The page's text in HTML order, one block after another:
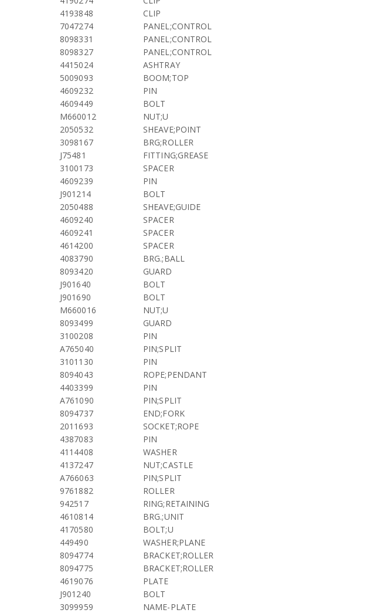
4193848
CLIP
7047274
PANEL;CONTROL
8098331
PANEL;CONTROL
8098327
PANEL;CONTROL
4415024
ASHTRAY
5009093
BOOM;TOP
4609232
PIN
4609449
BOLT
M660012
NUT;U
2050532
SHEAVE;POINT
3098167
BRG;ROLLER
J75481
FITTING;GREASE
3100173
SPACER
4609239
PIN
J901214
BOLT
2050488
SHEAVE;GUIDE
4609240
SPACER
4609241
SPACER
4614200
SPACER
4083790
BRG.;BALL
8093420
GUARD
J901640
BOLT
J901690
BOLT
M660016
NUT;U
8093499
GUARD
3100208
PIN
A765040
PIN;SPLIT
3101130
PIN
8094043
ROPE;PENDANT
4403399
PIN
A761090
PIN;SPLIT
8094737
END;FORK
2011693
SOCKET;ROPE
4387083
PIN
4114408
WASHER
4137247
NUT;CASTLE
A766063
PIN;SPLIT
9761882
ROLLER
942517
RING;RETAINING
4610814
BRG.;UNIT
4170580
BOLT;U
449490
WASHER;PLANE
8094774
BRACKET;ROLLER
8094775
BRACKET;ROLLER
4619076
PLATE
J901240
BOLT
3099959
NAME-PLATE